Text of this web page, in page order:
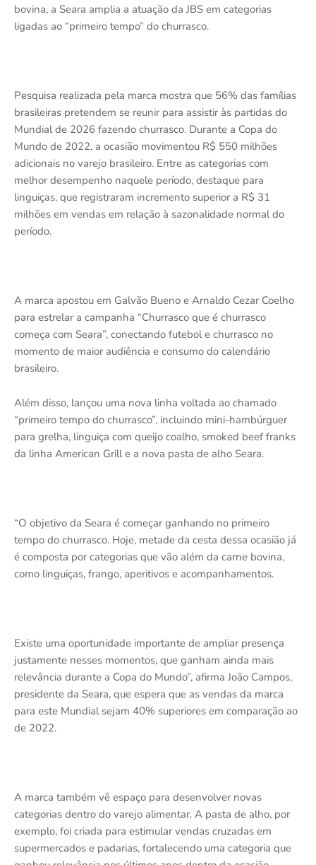
bovina, a Seara amplia a atuação da JBS em categorias
ligadas ao “primeiro tempo” do churrasco.
Pesquisa realizada pela marca mostra que 56% das famílias
brasileiras pretendem se reunir para assistir às partidas do
Mundial de 2026 fazendo churrasco. Durante a Copa do
Mundo de 2022, a ocasião movimentou R$ 550 milhões
adicionais no varejo brasileiro. Entre as categorias com
melhor desempenho naquele período, destaque para
linguiças, que registraram incremento superior a R$ 31
milhões em vendas em relação à sazonalidade normal do
período.
A marca apostou em Galvão Bueno e Arnaldo Cezar Coelho
para estrelar a campanha “Churrasco que é churrasco
começa com Seara”, conectando futebol e churrasco no
momento de maior audiência e consumo do calendário
brasileiro.
Além disso, lançou uma nova linha voltada ao chamado
“primeiro tempo do churrasco”, incluindo mini-hambúrguer
para grelha, linguiça com queijo coalho, smoked beef franks
da linha American Grill e a nova pasta de alho Seara.
“O objetivo da Seara é começar ganhando no primeiro
tempo do churrasco. Hoje, metade da cesta dessa ocasião já
é composta por categorias que vão além da carne bovina,
como linguiças, frango, aperitivos e acompanhamentos.
Existe uma oportunidade importante de ampliar presença
justamente nesses momentos, que ganham ainda mais
relevância durante a Copa do Mundo”, afirma João Campos,
presidente da Seara, que espera que as vendas da marca
para este Mundial sejam 40% superiores em comparação ao
de 2022.
A marca também vê espaço para desenvolver novas
categorias dentro do varejo alimentar. A pasta de alho, por
exemplo, foi criada para estimular vendas cruzadas em
supermercados e padarias, fortalecendo uma categoria que